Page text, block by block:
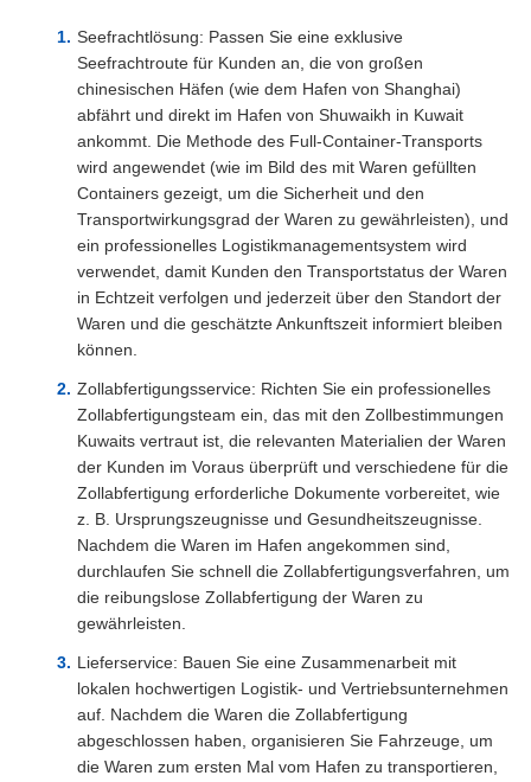
Seefrachtlösung: Passen Sie eine exklusive
Seefrachtroute für Kunden an, die von großen
chinesischen Häfen (wie dem Hafen von Shanghai)
abfährt und direkt im Hafen von Shuwaikh in Kuwait
ankommt. Die Methode des Full-Container-Transports
wird angewendet (wie im Bild des mit Waren gefüllten
Containers gezeigt, um die Sicherheit und den
Transportwirkungsgrad der Waren zu gewährleisten), und
ein professionelles Logistikmanagementsystem wird
verwendet, damit Kunden den Transportstatus der Waren
in Echtzeit verfolgen und jederzeit über den Standort der
Waren und die geschätzte Ankunftszeit informiert bleiben
können.
Zollabfertigungsservice: Richten Sie ein professionelles
Zollabfertigungsteam ein, das mit den Zollbestimmungen
Kuwaits vertraut ist, die relevanten Materialien der Waren
der Kunden im Voraus überprüft und verschiedene für die
Zollabfertigung erforderliche Dokumente vorbereitet, wie
z. B. Ursprungszeugnisse und Gesundheitszeugnisse.
Nachdem die Waren im Hafen angekommen sind,
durchlaufen Sie schnell die Zollabfertigungsverfahren, um
die reibungslose Zollabfertigung der Waren zu
gewährleisten.
Lieferservice: Bauen Sie eine Zusammenarbeit mit
lokalen hochwertigen Logistik- und Vertriebsunternehmen
auf. Nachdem die Waren die Zollabfertigung
abgeschlossen haben, organisieren Sie Fahrzeuge, um
die Waren zum ersten Mal vom Hafen zu transportieren,